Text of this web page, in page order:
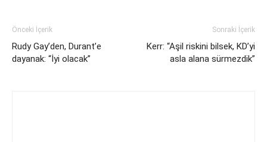
Önceki İçerik
Rudy Gay’den, Durant’e
dayanak: “İyi olacak”
Sonraki İçerik
Kerr: “Aşil riskini bilsek, KD’yi
asla alana sürmezdik”